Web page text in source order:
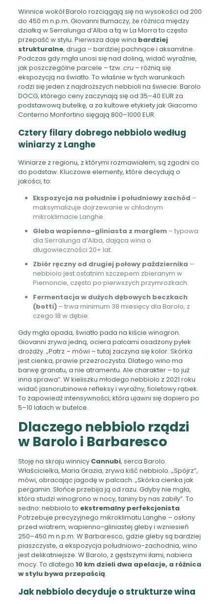
Winnice wokół Barolo rozciągają się na wysokości od 200
do 450 m n.p.m. Giovanni tłumaczy, że różnica między
działką w Serralunga d’Alba a tą w La Morra to często
przepaść w stylu. Pierwsza daje wina bardziej
strukturalne, druga – bardziej pachnące i aksamitne.
Podczas gdy mgła unosi się nad doliną, widać wyraźnie,
jak poszczególne parcele – tzw. cru– różnią się
ekspozycją na światło. To właśnie w tych warunkach
rodzi się jeden z najdroższych nebbioli na świecie: Barolo
DOCG, którego ceny zaczynają się od 35–40 EUR za
podstawową butelkę, a za kultowe etykiety jak Giacomo
Conterno Monfortino sięgają 800–1000 EUR.
Cztery filary dobrego nebbiolo według
winiarzy z Langhe
Winiarze z regionu, z którymi rozmawiałem, są zgodni co
do podstaw. Kluczowe elementy, które decydują o
jakości, to:
Ekspozycja na południe i południowy zachód –
maksymalizuje dojrzewanie w chłodnym
mikroklimacie Langhe.
Gleba wapienno-gliniasta z marglem– typowa
dla Serralunga d’Alba, dająca wina o
długowieczności 20+ lat.
Zbiór ręczny od drugiej połowy października –
nebbiolo jest ostatnim szczepem zbieranym w
Piemoncie, często po pierwszych przymrozkach.
Fermentacja w dużych dębowych beczkach
(botti)– trwa minimum 38 miesięcy dla Barolo, z
czego 18 w dębie.
Gdy mgła opada, światło pada na kiście winogron.
Giovanni zrywa jedną, ociera palcami osadzony pyłek
drożdży. „Patrz – mówi – tutaj zaczyna się kolor. Skórka
jest cienka, prawie przezroczysta. Dlatego wino ma
barwę granatu, a nie atramentu. Ale charakter – to już
inna sprawa”. W kieliszku młodego nebbiolo z 2021 roku
widać jasnorubinowe refleksy i wyraźny, fioletowy rąbek.
To zapowiedź intensywności, która ujawni się dopiero po
5–10 latach w butelce.
Dlaczego nebbiolo rządzi
w Barolo i Barbaresco
Stoję na skraju winnicy Cannubi, serca Barolo.
Właścicielka, Maria Grazia, zrywa kiść nebbiolo. „Spójrz”,
mówi, obracając jagodę w palcach. „Skórka cienka jak
pergamin. Słońce przebija ją od razu. Gdyby nie mgła,
która studzi winogrono w nocy, taniny by nas zabiły”. To
sedno: nebbiolo to ekstremalny perfekcjonista.
Potrzebuje precyzyjnego mikroklimatu Langhe – osłony
przed wiatrem, wapienno-gliniastej gleby i wzniesień
250–450 m n.p.m. W Barbaresco, gdzie gleby są bardziej
piaszczyste, a ekspozycja południowo-zachodnia, wino
jest delikatniejsze. W Barolo, z gęstszymi iłami, nabiera
mocy. To dlatego 10 km dzieli dwa apelacje, a różnica
w stylu bywa przepaścią.
Jak nebbiolo decyduje o strukturze wina